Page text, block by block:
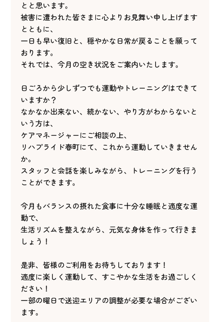
とと思います。
被害に遭われた皆さまに心よりお見舞い申し上げます
とともに、
一日も早い復旧と、穏やかな日常が戻ることを願って
おります。
それでは、今月の空き状況をご案内いたします。
日ごろから少しずつでも運動やトレーニングはできて
いますか？
なかなか出来ない、続かない、やり方がわからないと
いう方は、
ケアマネージャーにご相談の上、
リハプライド春町にて、これから運動していきません
か。
スタッフと会話を楽しみながら、トレーニングを行う
ことができます。
今月もバランスの摂れた食事に十分な睡眠と適度な運
動で、
生活リズムを整えながら、元気な身体を作って行きま
しょう！
是非、皆様のご利用をお待ちしております！
適度に楽しく運動して、すこやかな生活をお過ごしく
ださい！
一部の曜日で送迎エリアの調整が必要な場合がござい
ます。